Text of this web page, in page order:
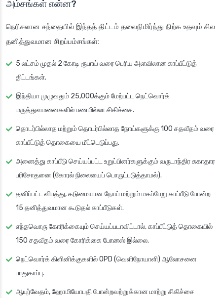
அம்சங்கள் என்ன?
நெரிசலான சந்தையில் இந்தத் திட்டம் தலைநிமிர்ந்து நிற்க உதவும் சில
தனித்துவமான சிறப்பம்சங்கள்:
5 லட்சம் முதல் 2 கோடி ரூபாய் வரை பெரிய அளவிலான காப்பீட்டுத்
திட்டங்கள்.
இந்தியா முழுவதும் 25,000க்கும் மேற்பட்ட நெட்வொர்க்
மருத்துவமனைகளில் பணமில்லா சிகிச்சை.
தொடர்பில்லாத மற்றும் தொடர்பில்லாத நோய்களுக்கு 100 சதவீதம் வரை
காப்பீட்டுத் தொகையை மீட்டெடுப்பது.
அனைத்து காப்பீடு செய்யப்பட்ட உறுப்பினர்களுக்கும் வருடாந்திர சுகாதார
பரிசோதனை (கோரல் நிலையைப் பொருட்படுத்தாமல்).
தனிப்பட்ட விபத்து, கடுமையான நோய் மற்றும் மகப்பேறு காப்பீடு போன்ற
15 தனித்துவமான கூடுதல் காப்பீடுகள்.
எந்தவொரு கோரிக்கையும் செய்யப்படாவிட்டால், காப்பீட்டுத் தொகையில்
150 சதவீதம் வரை கோரிக்கை போனஸ் இல்லை.
நெட்வொர்க் கிளினிக்குகளில் OPD (வெளிநோயாளி) ஆலோசனை
பாதுகாப்பு.
ஆயுர்வேதம், ஹோமியோபதி போன்றவற்றுக்கான மாற்று சிகிச்சை